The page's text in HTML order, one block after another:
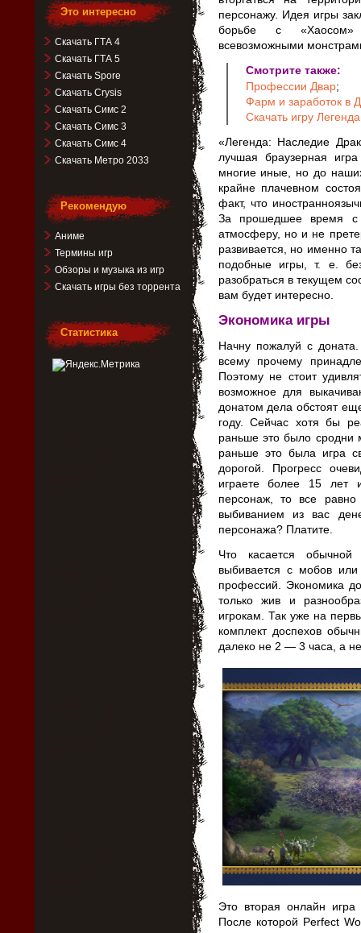
персонажу. Идея игры
борьбе с «Хаосом»
всевозможными
Смотрите также:
Профессии Двар;
Фарм и заработок в
Скачать игру
«Легенда: Наследие
лучшая браузерная
многие иные, но до
крайне плачевном
факт, что
За прошедшее время с
атмосферу, но и не
развивается, но именно
подобные игры, т. е.
разобраться в текущем
вам будет интересно.
Экономика игры
Начну пожалуй с
всему прочему
Поэтому не стоит
возможное для
донатом дела обстоят
году. Сейчас хотя бы
раньше это было сродни
раньше это была игра
дорогой. Прогресс
играете более 15 лет
персонаж, то все равно
выбиванием из вас
персонажа? Платите.
Что касается
выбивается с мобов или
профессий. Экономика
только жив и
игрокам. Так уже на
комплект доспехов
далеко не 2 — 3 часа, а
Это вторая онлайн игра
После которой Perfect
Это интересно
Скачать ГТА 4
Скачать ГТА 5
Скачать Spore
Скачать Crysis
Скачать Симс 2
Скачать Симс 3
Скачать Симс 4
Скачать Метро 2033
Рекомендую
Аниме
Термины игр
Обзоры и музыка из игр
Скачать игры без торрента
Статистика